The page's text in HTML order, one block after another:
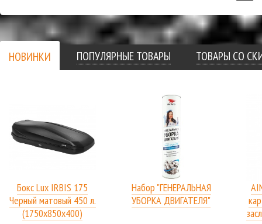
НОВИНКИ ПОПУЛЯРНЫЕ ТОВАРЫ ТОВАРЫ СО
Бокс Lux IRBIS 175
Черный матовый 450 л.
(1750х850х400)
Набор "ГЕНЕРАЛЬНАЯ
УБОРКА ДВИГАТЕЛЯ"